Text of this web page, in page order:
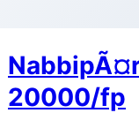
20000/fp